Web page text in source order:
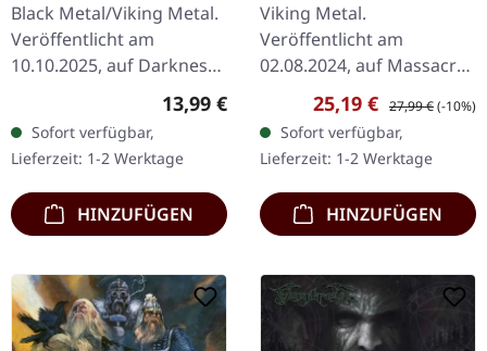
Black Metal/Viking Metal.
Veröffentlicht am
10.10.2025, auf Darkness
Shall Rise Productions. CD
im Jewelcase mit 28-
seitigem Booklet
inklusive…
Regulärer Preis:
13,99 €
Sofort verfügbar,
Lieferzeit: 1-2 Werktage
HINZUFÜGEN
Viking Metal.
Veröffentlicht am
02.08.2024, auf Massacre
Records. Grünes Vinyl.
Grünes Vinyl
Verkaufspreis:
25,19 € Regulärer Preis:
27,99 €(-10%)
Sofort verfügbar,
Lieferzeit: 1-2 Werktage
HINZUFÜGEN